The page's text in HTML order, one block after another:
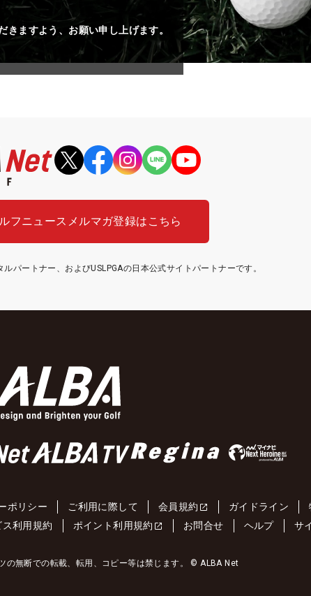
ますよう、お願い申し上げます。
フニュース メルマガ登録はこちら
パートナー、およびUSLPGAの日本公式サイトパートナーです。
ポリシー ご利用に際して 会員規約 ガイドライン
利用規約 ポイント利用規約 お問合せ ヘルプ サ
の無断での転載、転用、コピー等は禁じます。 © ALBA Net